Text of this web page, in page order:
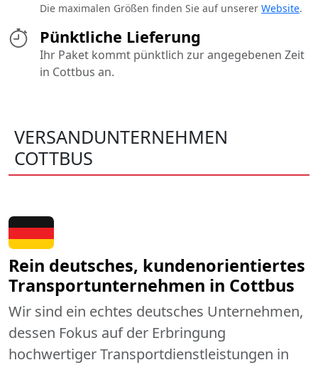
Pünktliche Lieferung
Ihr Paket kommt pünktlich zur angegebenen Zeit
in Cottbus an.
Die maximalen Größen finden Sie auf unserer Website.
VERSANDUNTERNEHMEN
COTTBUS
Rein deutsches, kundenorientiertes
Transportunternehmen in Cottbus
Wir sind ein echtes deutsches Unternehmen,
dessen Fokus auf der Erbringung
hochwertiger Transportdienstleistungen in